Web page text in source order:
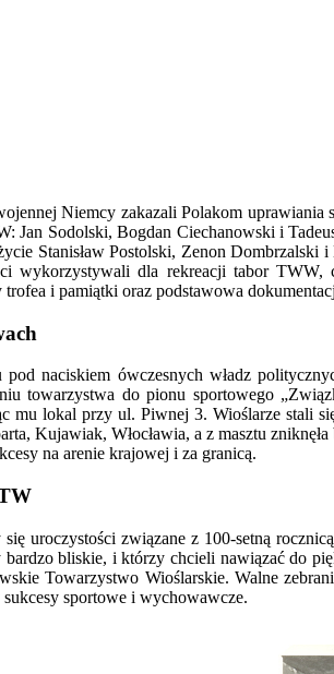
Niemcy zakazali Polakom uprawiania
Jan Sodolski, Bogdan Ciechanowski i
Stanisław Postolski, Zenon
wykorzystywali dla rekreacji tabor
trofea i pamiątki oraz podstawowa
naciskiem ówczesnych władz
towarzystwa do pionu sportowego
mu lokal przy ul. Piwnej 3. Wioślarze stali
Kujawiak, Włocławia, a z masztu
na arenie krajowej i za granicą.
uroczystości związane z 100-setną
bliskie, i którzy chcieli nawiązać do
Towarzystwo Wioślarskie. Walne
sportowe i wychowawcze.